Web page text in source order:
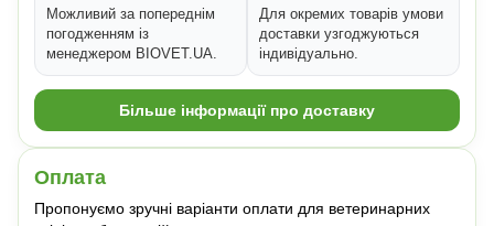
Можливий за попереднім
погодженням із
менеджером BIOVET.UA.
Для окремих товарів умови
доставки узгоджуються
індивідуально.
Більше інформації про доставку
Оплата
Пропонуємо зручні варіанти оплати для ветеринарних